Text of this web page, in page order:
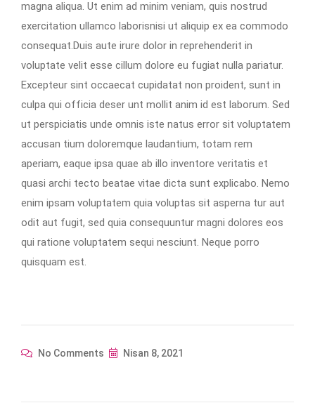
magna aliqua. Ut enim ad minim veniam, quis nostrud
exercitation ullamco laborisnisi ut aliquip ex ea commodo
consequat.Duis aute irure dolor in reprehenderit in
voluptate velit esse cillum dolore eu fugiat nulla pariatur.
Excepteur sint occaecat cupidatat non proident, sunt in
culpa qui officia deser unt mollit anim id est laborum. Sed
ut perspiciatis unde omnis iste natus error sit voluptatem
accusan tium doloremque laudantium, totam rem
aperiam, eaque ipsa quae ab illo inventore veritatis et
quasi archi tecto beatae vitae dicta sunt explicabo. Nemo
enim ipsam voluptatem quia voluptas sit asperna tur aut
odit aut fugit, sed quia consequuntur magni dolores eos
qui ratione voluptatem sequi nesciunt. Neque porro
quisquam est.
No Comments Nisan 8, 2021